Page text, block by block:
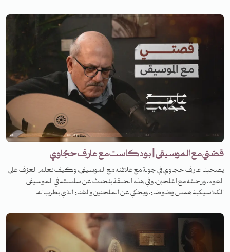
قصّتي مع الموسيقى | بودكاست مع عارف حجّاوي
يصحبنا عارف حجاوي في جولة مع علاقته مع الموسيقى، وكيف تعلم العزف على
العود، ورحلته مع التلحين، وفي هذه الحلقة يتحدث عن سلسلته في الموسيقى
الكلاسيكية همس وضوضاء، ويحكي عن الملحنين والغناء الذي يطرب له.